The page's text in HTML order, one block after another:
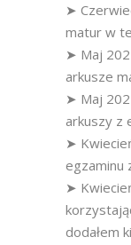
➤
matur w
➤ Maj
arkusze
➤ Maj
arkuszy z
➤
egzaminu
➤
dodałem